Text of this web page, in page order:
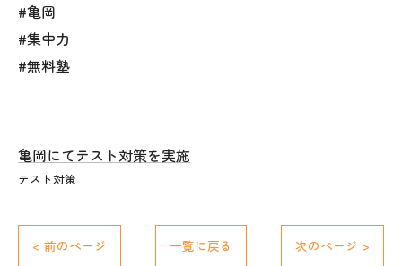
#亀岡
#集中力
#無料塾
亀岡にてテスト対策を実施
テスト対策
< 前のページ 一覧に戻る 次のページ >